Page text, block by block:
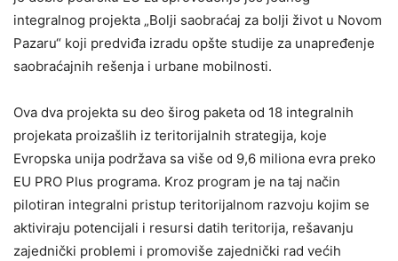
integralnog projekta „Bolji saobraćaj za bolji život u Novom
Pazaru“ koji predviđa izradu opšte studije za unapređenje
saobraćajnih rešenja i urbane mobilnosti.
Ova dva projekta su deo širog paketa od 18 integralnih
projekata proizašlih iz teritorijalnih strategija, koje
Evropska unija podržava sa više od 9,6 miliona evra preko
EU PRO Plus programa. Kroz program je na taj način
pilotiran integralni pristup teritorijalnom razvoju kojim se
aktiviraju potencijali i resursi datih teritorija, rešavanju
zajednički problemi i promoviše zajednički rad većih